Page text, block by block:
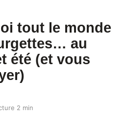
tout le monde
au
été (et vous
2 min